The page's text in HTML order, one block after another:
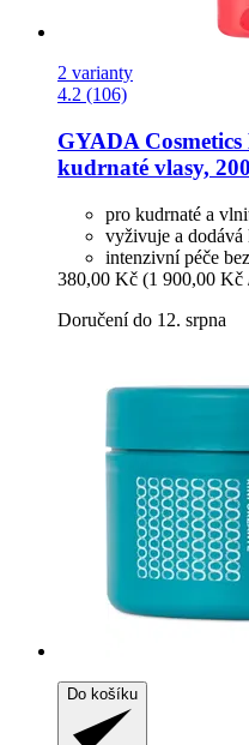
2 varianty
4.2 (106)
GYADA Cosmetics
kudrnaté vlasy,
pro kudrnaté a
vyživuje a dodává
intenzivní péče
380,00 Kč (1 900,00 Kč
Doručení do 12. srpna
Do košíku